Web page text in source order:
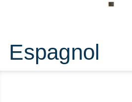
Espagnol